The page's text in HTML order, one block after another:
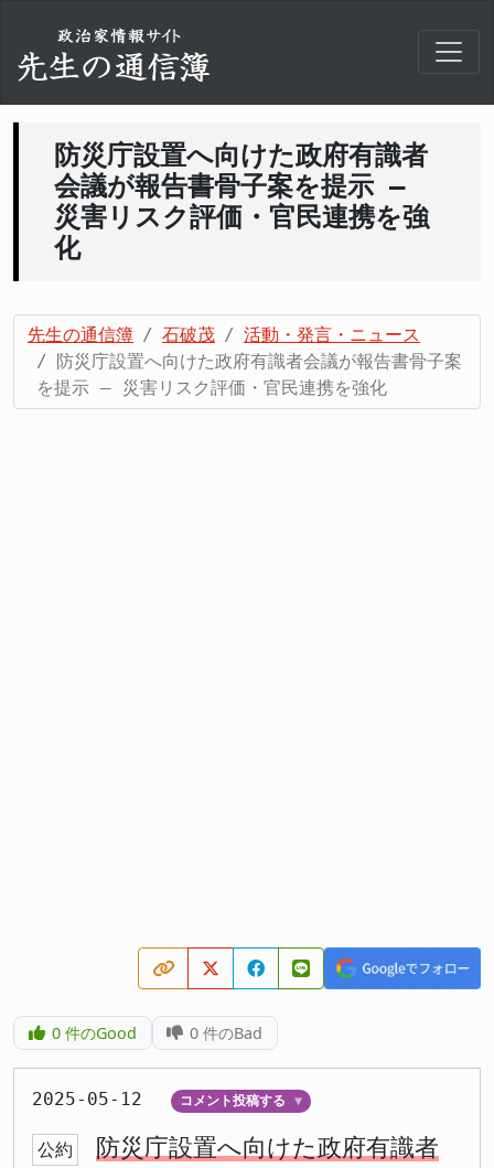
防災庁設置へ向けた政府有識者
会議が報告書骨子案を提示 –
災害リスク評価・官民連携を強
化
先生の通信簿 石破茂
活動・発言・ニュース
防災庁設置へ向けた政府有識者会議が報告書骨子案
を提示 – 災害リスク評価・官民連携を強化
0件のGood 0 件のBad
2025-05-12 コメント投稿する ▼
公約
防災庁設置へ向けた政府有識者